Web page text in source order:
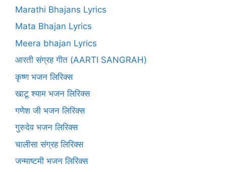
Marathi Bhajans Lyrics
Mata Bhajan Lyrics
Meera bhajan Lyrics
आरती संग्रह गीत (AARTI SANGRAH)
कृष्ण भजन लिरिक्स
खाटू श्याम भजन लिरिक्स
गणेश जी भजन लिरिक्स
गुरुदेव भजन लिरिक्स
चालीसा संग्रह लिरिक्स
जन्माष्टमी भजन लिरिक्स